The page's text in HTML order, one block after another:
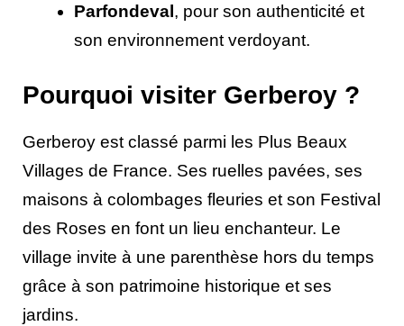
Parfondeval, pour son authenticité et
son environnement verdoyant.
Pourquoi visiter Gerberoy ?
Gerberoy est classé parmi les Plus Beaux
Villages de France. Ses ruelles pavées, ses
maisons à colombages fleuries et son Festival
des Roses en font un lieu enchanteur. Le
village invite à une parenthèse hors du temps
grâce à son patrimoine historique et ses
jardins.